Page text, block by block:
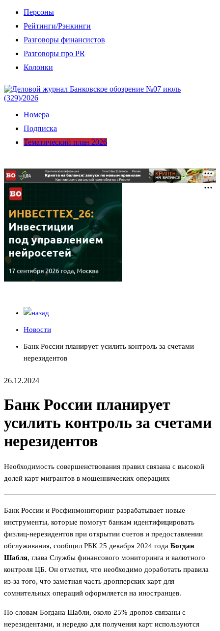
Персоны
Рейтинги/Рэнкинги
Разговоры финансистов
Разговоры про PR
Колонки
Номера
Подписка
Тематический план 2026
Новости
Банк России планирует усилить контроль за счетами
нерезидентов
26.12.2024
Банк России планирует
усилить контроль за счетами
нерезидентов
Необходимость совершенствования правил связана с высокой
долей карт мигрантов в мошеннических операциях
Банк России и Росфинмониторинг разрабатывает новые
инструменты, которые помогут банкам идентифицировать
физлиц-нерезидентов при открытии счетов и предоставлении
обслуживания, сообщил РБК 25 декабря 2024 года Богдан
Шабля, глава Службы финансового мониторинга и валютного
контроля ЦБ. Он отметил, что необходимо доработать правила
из-за того, что заметная часть дропперских карт для
сомнительных операций оформляется на иностранцев.
По словам Богдана Шабли, около 25% дропов связаны с
нерезидентами, и нередко для получения карт используются